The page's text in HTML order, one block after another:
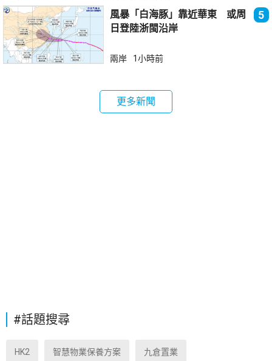
風暴「白海豚」靠近華東 或周
日登陸浙閩沿岸
5
兩岸 1小時前
更多新聞
#話題搜尋
HK2 智慧物業保養方案 九倉置業